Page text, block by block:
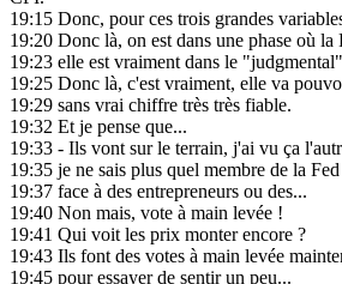
19:15 Donc, pour ces trois grandes
19:20 Donc là, on est dans une phase où la
19:23 elle est vraiment dans le
19:25 Donc là, c'est vraiment, elle va
19:29 sans vrai chiffre très très fiable.
19:32 Et je pense que...
19:33 - Ils vont sur le terrain, j'ai vu ça
19:35 je ne sais plus quel membre de la
19:37 face à des entrepreneurs ou des...
19:40 Non mais, vote à main levée !
19:41 Qui voit les prix monter encore ?
19:43 Ils font des votes à main levée
19:45 pour essayer de sentir un peu...